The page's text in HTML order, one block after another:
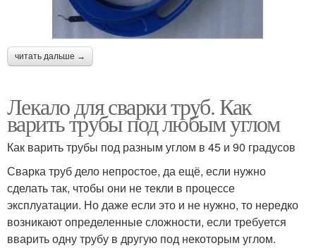
читать дальше →
Лекало для сварки труб. Как
варить трубы под любым углом
Как варить трубы под разным углом в 45 и 90 градусов
Сварка труб дело непростое, да ещё, если нужно
сделать так, чтобы они не текли в процессе
эксплуатации. Но даже если это и не нужно, то нередко
возникают определенные сложности, если требуется
вварить одну трубу в другую под некоторым углом.